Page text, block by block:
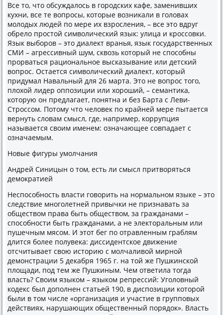
Все то, что обсуждалось в городских кафе, заменивших
кухни, все те вопросы, которые возникали в головах
молодых людей по мере их взросления, – все это вдруг
обрело простой символический язык: улица и кроссовки.
Язык выборов – это диалект вранья, язык государственных
СМИ – агрессивный шум, сквозь который не способны
прорваться рациональное высказывание или детский
вопрос. Остается символический диалект, который
придумал Навальный для 26 марта. Это не вопрос того,
плохой лидер оппозиции или хороший, – семантика,
которую он предлагает, понятна и без Барта с Леви-
Строссом. Потому что человек по крайней мере пытается
вернуть словам смысл, где, например, коррупция
называется своим именем: означающее совпадает с
означаемым.
Новые фигуры умолчания
Андрей Синицын о том, есть ли смысл притворяться
демократией
Неспособность власти говорить на нормальном языке – это
следствие многолетней привычки не признавать за
обществом права быть обществом, за гражданами –
способности быть гражданами, а не электоральным или
пушечным мясом. И этот бег по отравленным граблям
длится более полувека: диссидентское движение
отсчитывает свою историю с молчаливой мирной
демонстрации 5 декабря 1965 г. на той же Пушкинской
площади, под тем же Пушкиным. Чем ответила тогда
власть? Своим языком – языком репрессий: Уголовный
кодекс был дополнен статьей 190, в диспозиции которой
были в том числе «организация и участие в групповых
действиях, нарушающих общественный порядок». Власть